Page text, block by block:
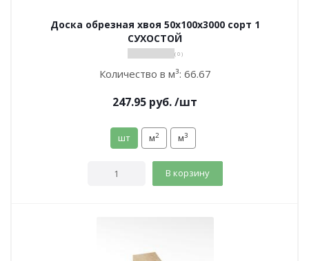
Доска обрезная хвоя 50х100х3000 сорт 1
СУХОСТОЙ
( 0 )
Количество в м³: 66.67
247.95 руб./шт
шт м2 м3
В корзину